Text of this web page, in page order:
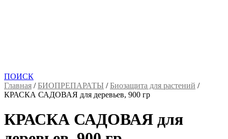
ПОИСК
Главная /БИОПРЕПАРАТЫ /Биозащита для растений /
КРАСКА САДОВАЯ для деревьев, 900 гр
КРАСКА САДОВАЯ для